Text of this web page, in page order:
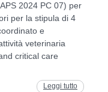
2024 PC 07) per
per la stipula di 4
e
veterinaria
critical care
Leggi tutto